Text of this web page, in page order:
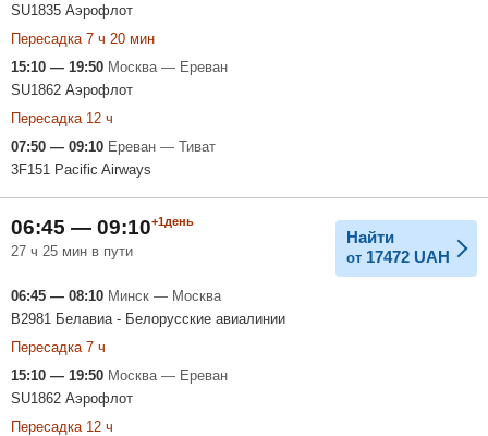
SU1835 Аэрофлот
Пересадка 7 ч 20 мин
15:10 — 19:50 Москва — Ереван
SU1862 Аэрофлот
Пересадка 12 ч
07:50 — 09:10 Ереван — Тиват
3F151 Pacific Airways
06:45 — 09:10+1день
27 ч 25 мин в пути
Найти
от 17472 UAH
06:45 — 08:10 Минск — Москва
B2981 Белавиа - Белорусские авиалинии
Пересадка 7 ч
15:10 — 19:50 Москва — Ереван
SU1862 Аэрофлот
Пересадка 12 ч